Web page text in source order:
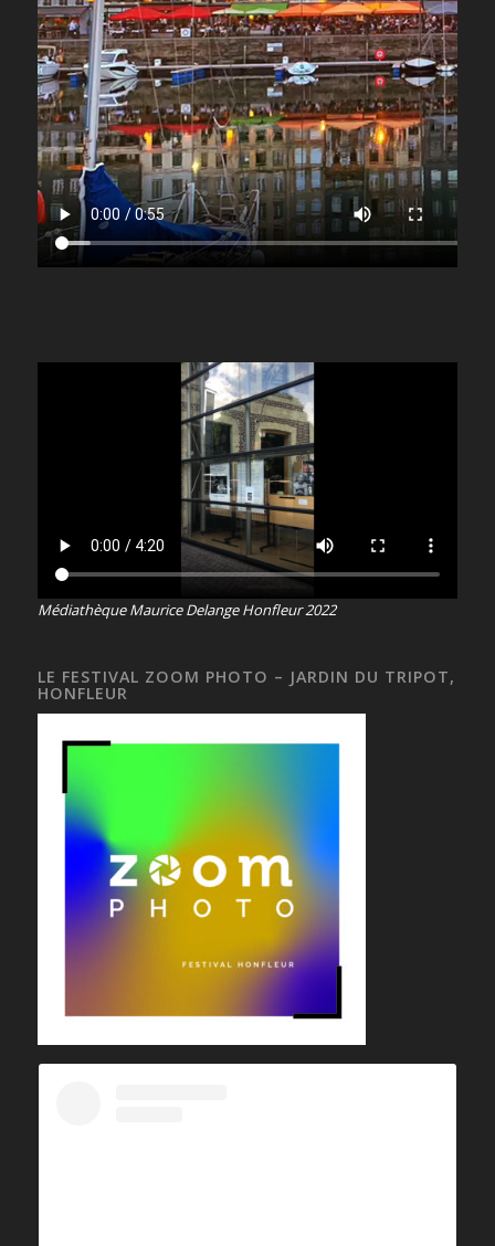
Médiathèque Maurice Delange Honfleur 2022
LE FESTIVAL ZOOM PHOTO – JARDIN DU TRIPOT,
HONFLEUR